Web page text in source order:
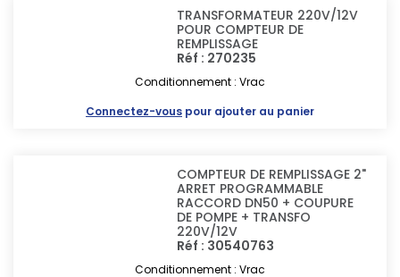
TRANSFORMATEUR 220V/12V
POUR COMPTEUR DE
REMPLISSAGE
Réf : 270235
Conditionnement : Vrac
Connectez-vous pour ajouter au panier
COMPTEUR DE REMPLISSAGE 2"
ARRET PROGRAMMABLE
RACCORD DN50 + COUPURE
DE POMPE + TRANSFO
220V/12V
Réf : 30540763
Conditionnement : Vrac